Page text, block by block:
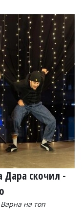
Дара скочил -
на топ